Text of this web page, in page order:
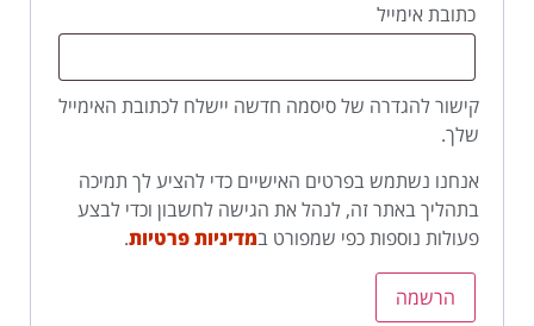
כתובת אימייל
קישור להגדרה של סיסמה חדשה יישלח לכתובת האימייל
שלך.
אנחנו נשתמש בפרטים האישיים כדי להציע לך תמיכה
בתהליך באתר זה, לנהל את הגישה לחשבון וכדי לבצע
פעולות נוספות כפי שמפורט במדיניות פרטיות.
הרשמה